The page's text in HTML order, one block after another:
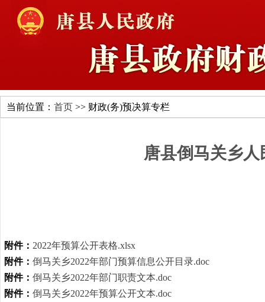
当前位置： 首页 >> 财政(务)预决算专栏
唐县倒马关乡人
附件： 2022年预算公开表格.xlsx
附件： 倒马关乡2022年部门预算信息公开目录.doc
附件： 倒马关乡2022年部门职责文本.doc
附件： 倒马关乡2022年预算公开文本.doc